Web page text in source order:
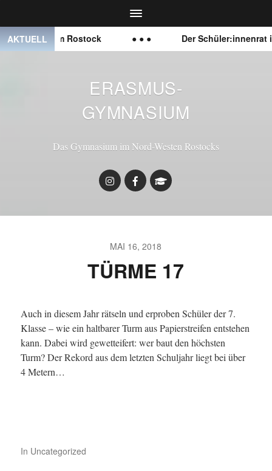
AKTUELLRostock ● ● ● Der Schüler:innenrat ist
ERASMUS-
GYMNASIUM
Das Gymnasium im Nord-Westen Rostocks
MAI 16, 2018
TÜRME 17
Auch in diesem Jahr rätseln und erproben Schüler der 7.
Klasse – wie ein haltbarer Turm aus Papierstreifen entstehen
kann. Dabei wird gewetteifert: wer baut den höchsten
Turm? Der Rekord aus dem letzten Schuljahr liegt bei über
4 Metern…
In Uncategorized